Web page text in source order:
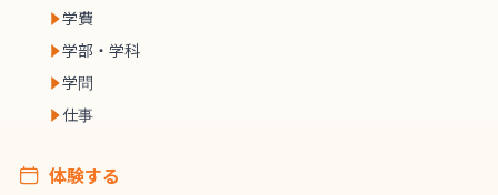
学費
学部・学科
学問
仕事
体験する